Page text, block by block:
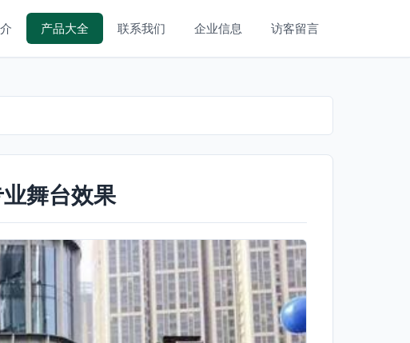
产品大全 联系我们 企业信息 访客留言
舞台效果